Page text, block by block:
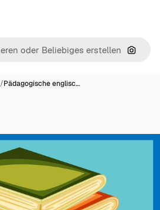
Nach
/Pädagogische englisc…